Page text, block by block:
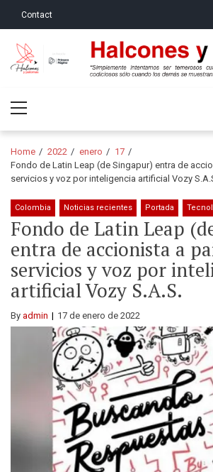
Contact
Halcones y
Menu
Home 2022 enero
17
Fondo de Latin Leap (de Singapur) entra de
servicios y voz por inteligencia artificial Vozy
Colombia Noticias recientes Portada
Fondo de Latin Leap
entra de accionista a
servicios y voz por
artificial Vozy S.A.S.
By admin 17 de enero de 2022